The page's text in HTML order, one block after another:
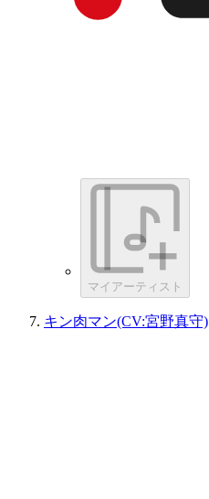
マイアーティスト
キン肉マン(CV:宮野真守)